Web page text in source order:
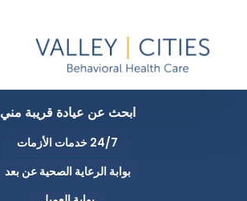
ابحث عن عيادة قريبة مني
24/7 خدمات الأزمات
بوابة الرعاية الصحية عن بعد